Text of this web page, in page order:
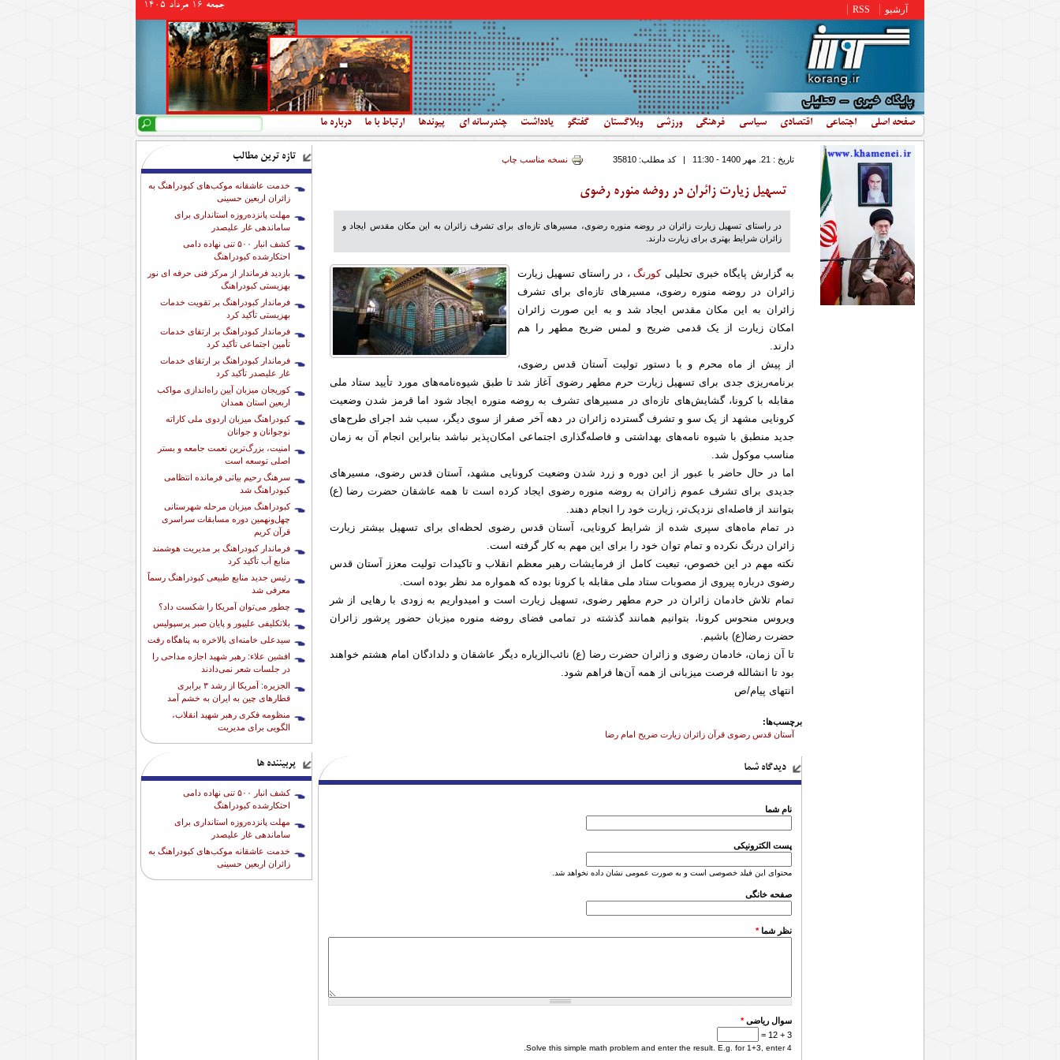
جمعه 16 مرداد 1405 آرشیو RSS
صفحه اصلی اجتماعی اقتصادی سیاسی فرهنگی ورزشی وبلاگستان گفتگو یادداشت چندرسانه ای پیوندها ارتباط با ما درباره ما فرم جستجو
جستجو
تازه ترین مطالب
خدمت عاشقانه موکب‌های کبودراهنگ به
زائران اربعین حسینی
مهلت پانزده‌روزه استانداری برای
ساماندهی غار علیصدر
کشف انبار ۵۰۰ تنی نهاده دامی
احتکارشده کبودراهنگ
بازدید فرماندار از مرکز فنی حرفه ای نور
بهزیستی کبودراهنگ
فرماندار کبودراهنگ بر تقویت خدمات
بهزیستی تأکید کرد
فرماندار کبودراهنگ بر ارتقای خدمات
تأمین اجتماعی تأکید کرد
فرماندار کبودراهنگ بر ارتقای خدمات
غار علیصدر تأکید کرد
کوریجان میزبان آیین راه‌اندازی مواکب
اربعین استان همدان
کبودراهنگ میزبان اردوی ملی کاراته
نوجوانان و جوانان
امنیت، بزرگ‌ترین نعمت جامعه و بستر
اصلی توسعه است
سرهنگ رحیم بیاتی فرمانده انتظامی
کبودراهنگ شد
کبودراهنگ میزبان مرحله شهرستانی
چهل‌ونهمین دوره مسابقات سراسری
قرآن کریم
فرماندار کبودراهنگ بر مدیریت هوشمند
منابع آب تأکید کرد
رئیس جدید منابع طبیعی کبودراهنگ رسماً
معرفی شد
چطور می‌توان آمریکا را شکست داد؟
بلاتکلیفی علیپور و پایان صبر پرسپولیس
سیدعلی خامنه‌ای بالاخره به پناهگاه رفت
افشین علاء: رهبر شهید اجازه مداحی را
در جلسات شعر نمی‌دادند
الجزیره: آمریکا از رشد ۳ برابری
قطارهای چین به ایران به خشم آمد
منظومه فکری رهبر شهید انقلاب،
الگویی برای مدیریت
پربیننده ها
کشف انبار ۵۰۰ تنی نهاده دامی
احتکارشده کبودراهنگ
مهلت پانزده‌روزه استانداری برای
ساماندهی غار علیصدر
خدمت عاشقانه موکب‌های کبودراهنگ به
زائران اربعین حسینی
تاریخ : 21. مهر 1400 - 11:30 |کد مطلب:35810 نسخه مناسب چاپ
تسهیل زیارت زائران در روضه منوره رضوی
در راستای تسهیل زیارت زائران در روضه منوره رضوی، مسیرهای تازه‌ای برای تشرف زائران به این مکان مقدس ایجاد و
زائران شرایط بهتری برای زیارت دارند.
به گزارش پایگاه خبری تحلیلیکورنگ، در راستای تسهیل زیارت
زائران در روضه منوره رضوی، مسیرهای تازه‌ای برای تشرف
زائران به این مکان مقدس ایجاد شد و به این صورت زائران
امکان زیارت از یک قدمی ضریح و لمس ضریح مطهر را هم
دارند.
از پیش از ماه محرم و با دستور تولیت آستان قدس رضوی،
برنامه‌ریزی جدی برای تسهیل زیارت حرم مطهر رضوی آغاز شد تا طبق شیوه‌نامه‌های مورد تأیید ستاد ملی
مقابله با کرونا، گشایش‌های تازه‌ای در مسیرهای تشرف به روضه منوره ایجاد شود اما قرمز شدن وضعیت
کرونایی مشهد از یک سو و تشرف گسترده زائران در دهه آخر صفر از سوی دیگر، سبب شد اجرای طرح‌های
جدید منطبق با شیوه نامه‌های بهداشتی و فاصله‌گذاری اجتماعی امکان‌پذیر نباشد بنابراین انجام آن به زمان
مناسب موکول شد.
اما در حال حاضر با عبور از این دوره و زرد شدن وضعیت کرونایی مشهد، آستان قدس رضوی، مسیرهای
جدیدی برای تشرف عموم زائران به روضه منوره رضوی ایجاد کرده است تا همه عاشقان حضرت رضا (ع)
بتوانند از فاصله‌ای نزدیک‌تر، زیارت خود را انجام دهند.
در تمام ماه‌های سپری شده از شرایط کرونایی، آستان قدس رضوی لحظه‌ای برای تسهیل بیشتر زیارت
زائران درنگ نکرده و تمام توان خود را برای این مهم به کار گرفته است.
نکته مهم در این خصوص، تبعیت کامل از فرمایشات رهبر معظم انقلاب و تاکیدات تولیت معزز آستان قدس
رضوی درباره پیروی از مصوبات ستاد ملی مقابله با کرونا بوده که همواره مد نظر بوده است.
تمام تلاش خادمان زائران در حرم مطهر رضوی، تسهیل زیارت است و امیدواریم به زودی با رهایی از شر
ویروس منحوس کرونا، بتوانیم همانند گذشته در تمامی فضای روضه منوره میزبان حضور پرشور زائران
حضرت رضا(ع) باشیم.
تا آن زمان، خادمان رضوی و زائران حضرت رضا (ع) نائب‌الزیاره دیگر عاشقان و دلدادگان امام هشتم خواهند
بود تا انشالله فرصت میزبانی از همه آن‌ها فراهم شود.
انتهای پیام/ص
برچسب‌ها:
آستان قدس رضوی قرآن زائران زیارت ضریح امام رضا
دیدگاه شما
نام شما
پست الکترونیکی
محتوای این فیلد خصوصی است و به صورت عمومی نشان داده نخواهد شد.
صفحه خانگی
نظر شما*
سوال ریاضی*
3 + 12 =
Solve this simple math problem and enter the result. E.g. for 1+3, enter 4.